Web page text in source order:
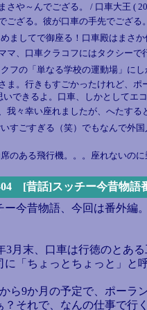
さや～んでござる。 / 口車大王 (
ござる。彼が口車の手先でござる
ましてで御座る！口車殿はまさ
マ、口車クラコフにはタクシーで
フの「単なる学校の運動場」に
ま。行きもすごかったけれど、
いできるよ。口車、しかとしてエ
我々幸い座れましたが、へたする
すごすぎる（笑）でもなんで外
のある飛行機。。。座れないの
04 [昔話]スッチー今昔物
今昔物語、今回は番外編
月末、口車は行徳のとあ
に「ちょっとちょっと」と
から9か月の予定で、ポーラ
？それで、なんの仕事で行く